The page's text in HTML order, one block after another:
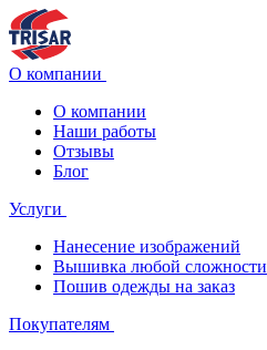
О компании
О компании
Наши работы
Отзывы
Блог
Услуги
Нанесение изображений
Вышивка любой сложности
Пошив одежды на заказ
Покупателям